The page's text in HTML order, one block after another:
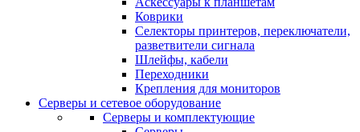
Коврики
Селекторы принтеров, переключатели,
разветвители сигнала
Шлейфы, кабели
Переходники
Крепления для мониторов
Серверы и сетевое оборудование
Серверы и комплектующие